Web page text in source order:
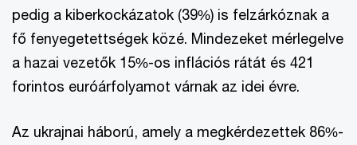
pedig a kiberkockázatok (39%) is felzárkóznak a
fő fenyegetettségek közé. Mindezeket mérlegelve
a hazai vezetők 15%-os inflációs rátát és 421
forintos euróárfolyamot várnak az idei évre.
Az ukrajnai háború, amely a megkérdezettek 86%-